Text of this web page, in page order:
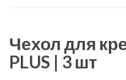
Чехол для
PLUS | 3 шт